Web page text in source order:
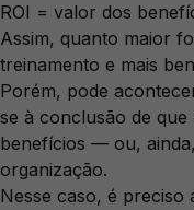
ROI = valor dos
Assim, quanto maior
treinamento e mais
Porém, pode
se à conclusão de
benefícios — ou,
organização.
Nesse caso, é preciso